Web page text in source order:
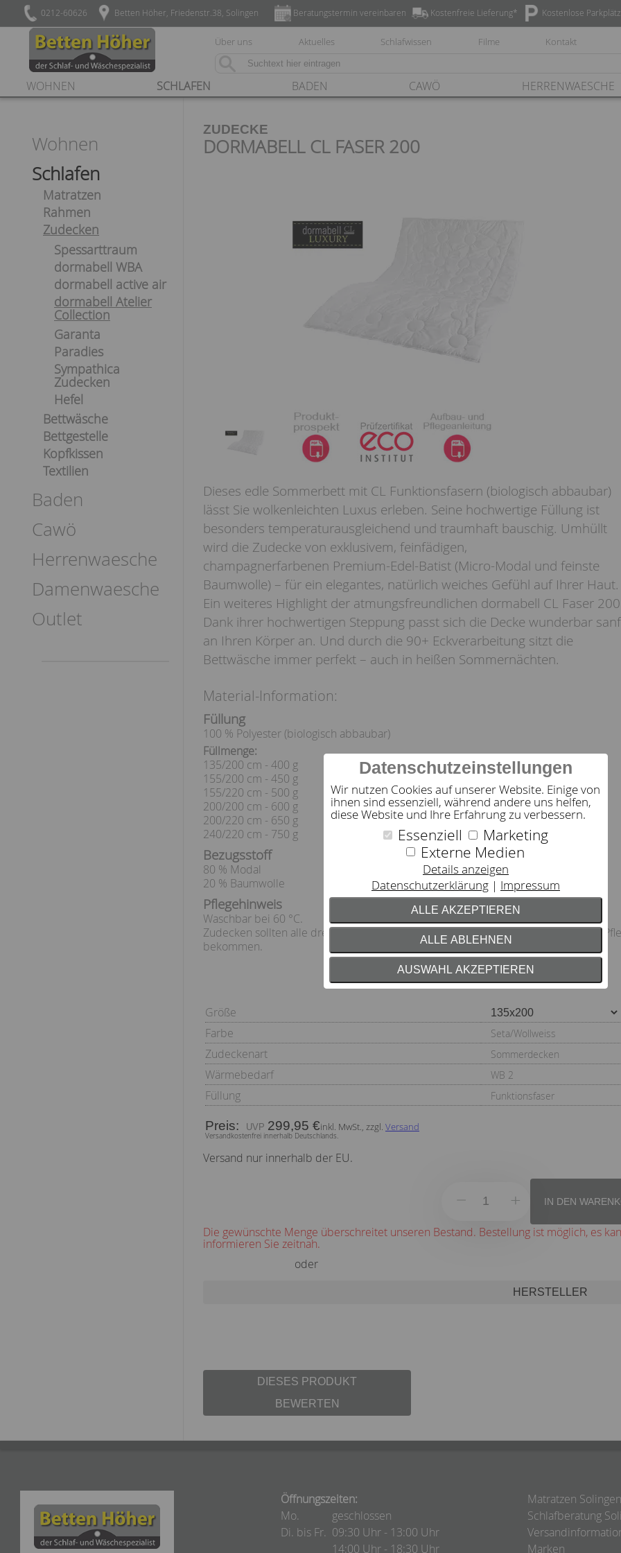
Datenschutzeinstellungen
Wir nutzen Cookies auf unserer Website. Einige von
ihnen sind essenziell, während andere uns helfen,
diese Website und Ihre Erfahrung zu verbessern.
Essenziell
Marketing
Externe Medien
Details anzeigen
Datenschutzerklärung
Impressum
ALLE AKZEPTIEREN
ALLE ABLEHNEN
AUSWAHL AKZEPTIEREN
0212-60626 Betten Höher, Friedenstr.38, Solingen Kostenlose
Kostenfreie Lieferung*
Beratungstermin vereinbaren
Über uns Aktuelles Schlafwissen Filme Kontakt
WOHNEN SCHLAFEN BADEN CAWÖ HERRENWAESCHE
Wohnen
Schlafen
Matratzen
Rahmen
Zudecken
Spessarttraum
dormabell WBA
dormabell active air
dormabell Atelier
Collection
Garanta
Paradies
Sympathica
Zudecken
Hefel
Bettwäsche
Bettgestelle
Kopfkissen
Textilien
Baden
Cawö
Herrenwaesche
Damenwaesche
Outlet
ZUDECKE
DORMABELL CL FASER 200
Dieses edle Sommerbett mit CL Funktionsfasern (biologisch abbaubar)
lässt Sie wolkenleichten Luxus erleben. Seine hochwertige Füllung ist
besonders temperaturausgleichend und traumhaft bauschig. Umhüllt
wird die Zudecke von exklusivem, feinfädigen,
champagnerfarbenen Premium-Edel-Batist (Micro-Modal und feinste
Baumwolle) – für ein elegantes, natürlich weiches Gefühl auf Ihrer Haut.
Ein weiteres Highlight der atmungsfreundlichen dormabell CL Faser
Dank ihrer hochwertigen Steppung passt sich die Decke wunderbar
an Ihren Körper an. Und durch die 90+ Eckverarbeitung sitzt die
Bettwäsche immer perfekt – auch in heißen Sommernächten.
Material-Information:
Füllung
100 % Polyester (biologisch abbaubar)
Füllmenge:
135/200 cm - 400 g
155/200 cm - 450 g
155/220 cm - 500 g
200/200 cm - 600 g
200/220 cm - 650 g
240/220 cm - 750 g
Bezugsstoff
80 % Modal
20 % Baumwolle
Pflegehinweis
Waschbar bei 60 °C.
Zudecken sollten alle drei bis fünf Jahre (oder je nach Bedarf) eine professionelle
bekommen.
Größe
Farbe
Seta/Wollweiss
Zudeckenart Sommerdecken
Wärmebedarf WB 2
Füllung Funktionsfaser
Preis: 299,95 €inkl. MwSt., zzgl. Versand
Versandkostenfrei innerhalb Deutschlands.
Versand nur innerhalb der EU.
IN DEN
Die gewünschte Menge überschreitet unseren Bestand. Bestellung ist möglich, es
informieren Sie zeitnah.
oder
HERSTELLER
DIESES PRODUKT
BEWERTEN
Öffnungszeiten:
Mo.
geschlossen
Di. bis Fr. 09:30 Uhr - 13:00 Uhr
14:00 Uhr - 18:30 Uhr
Matratzen Solingen
Schlafberatung
Marken